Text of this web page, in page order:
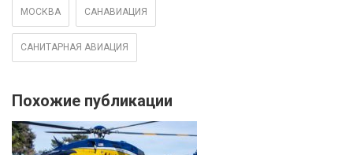
МОСКВА САНАВИАЦИЯ
САНИТАРНАЯ АВИАЦИЯ
Похожие публикации